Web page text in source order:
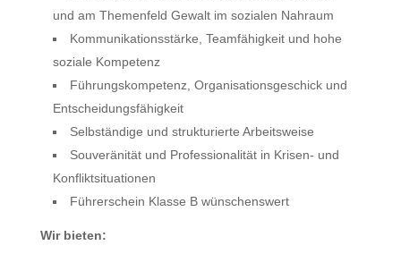
und am Themenfeld Gewalt im sozialen Nahraum
Kommunikationsstärke, Teamfähigkeit und hohe
soziale Kompetenz
Führungskompetenz, Organisationsgeschick und
Entscheidungsfähigkeit
Selbständige und strukturierte Arbeitsweise
Souveränität und Professionalität in Krisen- und
Konfliktsituationen
Führerschein Klasse B wünschenswert
Wir bieten: